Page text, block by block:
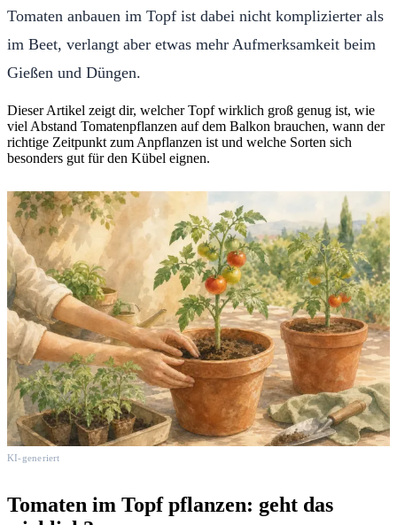
Tomaten anbauen im Topf ist dabei nicht komplizierter als
im Beet, verlangt aber etwas mehr Aufmerksamkeit beim
Gießen und Düngen.
Dieser Artikel zeigt dir, welcher Topf wirklich groß genug ist, wie
viel Abstand Tomatenpflanzen auf dem Balkon brauchen, wann der
richtige Zeitpunkt zum Anpflanzen ist und welche Sorten sich
besonders gut für den Kübel eignen.
KI-generiert
Tomaten im Topf pflanzen: geht das